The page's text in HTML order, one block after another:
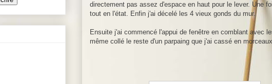
directement pas assez d'espace en haut pour le lever. Une
tout en l'état. Enfin j'ai décelé les 4 vieux gonds du mur.
Ensuite j'ai commencé l'appui de fenêtre en comblant avec
même collé le reste d'un parpaing que j'ai cassé en